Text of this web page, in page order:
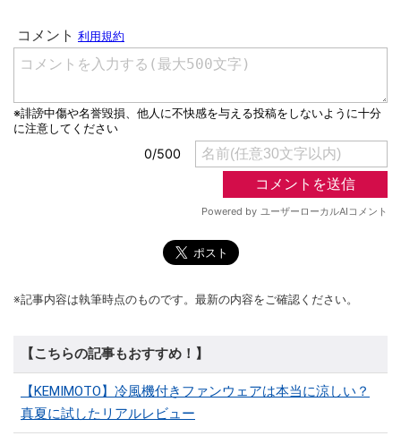
※記事内容は執筆時点のものです。最新の内容をご確認ください。
【こちらの記事もおすすめ！】
【KEMIMOTO】冷風機付きファンウェアは本当に涼しい？
真夏に試したリアルレビュー